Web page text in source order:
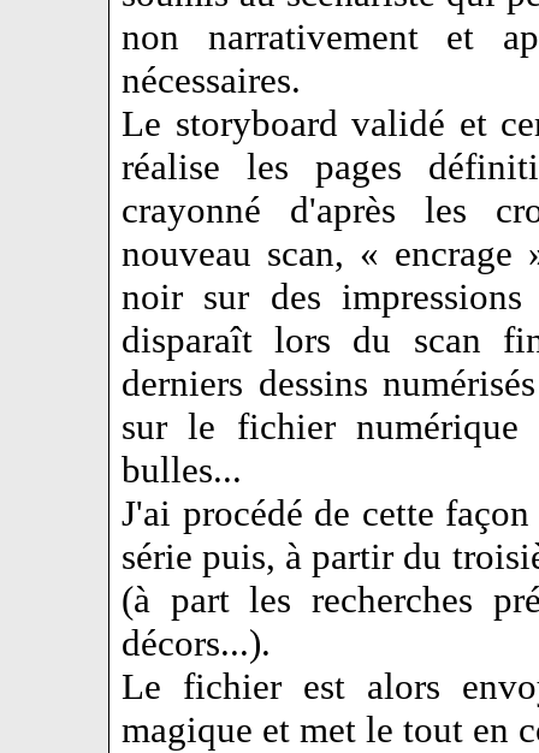
non narrativement et
nécessaires.
Le storyboard validé et
réalise les pages
crayonné d'après les
nouveau scan, «
noir sur des
disparaît lors du scan
derniers dessins
sur le fichier
bulles...
J'ai procédé de cette
série puis, à partir du
(à part les recherches
décors...).
Le fichier est alors
magique et met le tout en